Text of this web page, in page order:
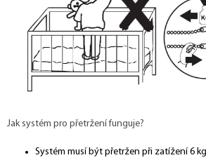
Jak systém pro přetržení funguje?
Systém musí být přetržen při zatížení 6